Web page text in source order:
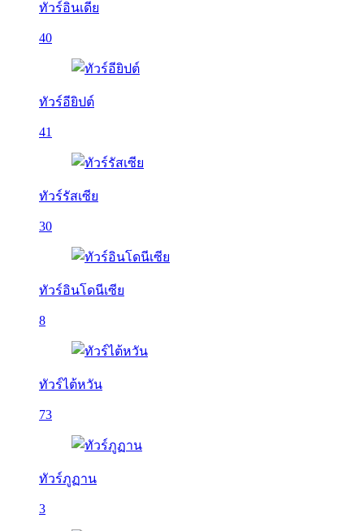
ทัวร์อินเดีย
40
ทัวร์อียิปต์
41
ทัวร์รัสเซีย
30
ทัวร์อินโดนีเซีย
8
ทัวร์ไต้หวัน
73
ทัวร์ภูฏาน
3